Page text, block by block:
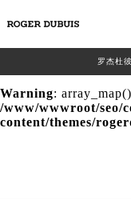
Warning: extract()
/www/wwwroot/seo/
content/themes/
Warning:
/www/wwwroot/seo/
content/themes/
罗杰杜